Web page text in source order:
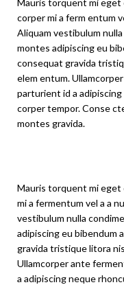
Mauris torquent mi eget
corper mi a ferm entum
Aliquam vestibulum
montes adipiscing eu
consequat gravida
elem entum.
parturient id a
corper tempor. Conse
montes gravida.
Mauris torquent mi eget
mi a fermentum vel a a
vestibulum nulla
adipiscing eu bibendum
gravida tristique litora
Ullamcorper ante
a adipiscing neque